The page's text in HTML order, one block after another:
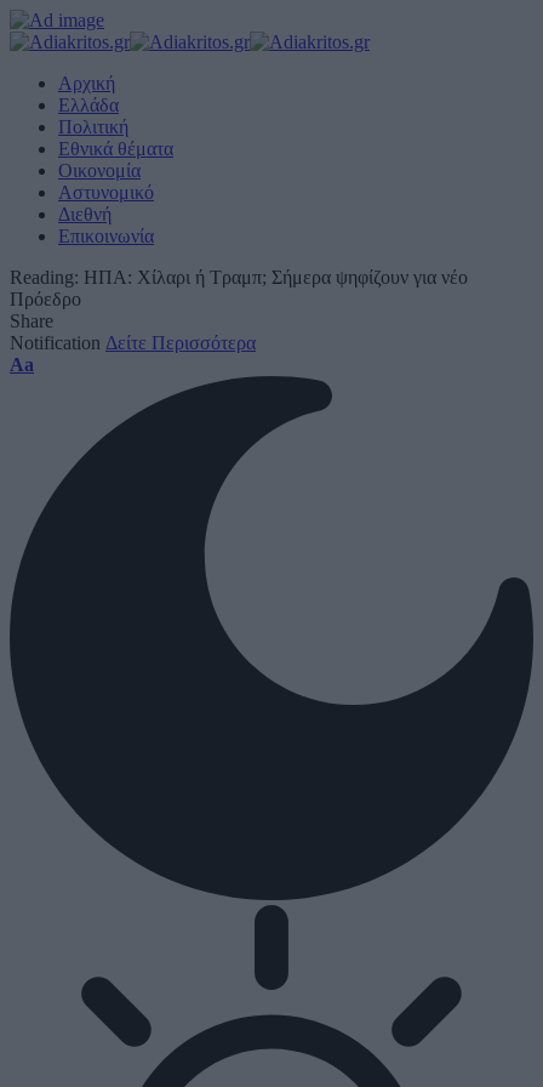
Αρχική
Ελλάδα
Πολιτική
Εθνικά θέματα
Οικονομία
Αστυνομικό
Διεθνή
Επικοινωνία
Reading: ΗΠΑ: Χίλαρι ή Τραμπ; Σήμερα ψηφίζουν για νέο
Πρόεδρο
Share
Notification Δείτε Περισσότερα
Font
Aa